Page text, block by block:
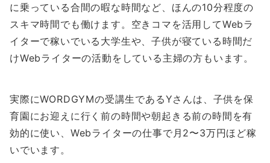
に乗っている合間の暇な時間など、ほんの10分程度の
スキマ時間でも働けます。空きコマを活用してWebラ
イターで稼いでいる大学生や、子供が寝ている時間だ
けWebライターの活動をしている主婦の方もいます。
実際にWORDGYMの受講生であるYさんは、子供を保
育園にお迎えに行く前の時間や朝起きる前の時間を有
効的に使い、Webライターの仕事で月2〜3万円ほど稼
いでいます。